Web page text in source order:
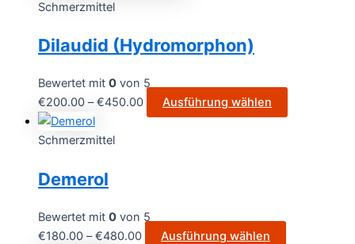
Schmerzmittel
Dilaudid (Hydromorphon)
Bewertet mit 0 von 5
€200.00 –€450.00 Ausführung wählen
Schmerzmittel
Demerol
Bewertet mit 0 von 5
€180.00 –€480.00 Ausführung wählen